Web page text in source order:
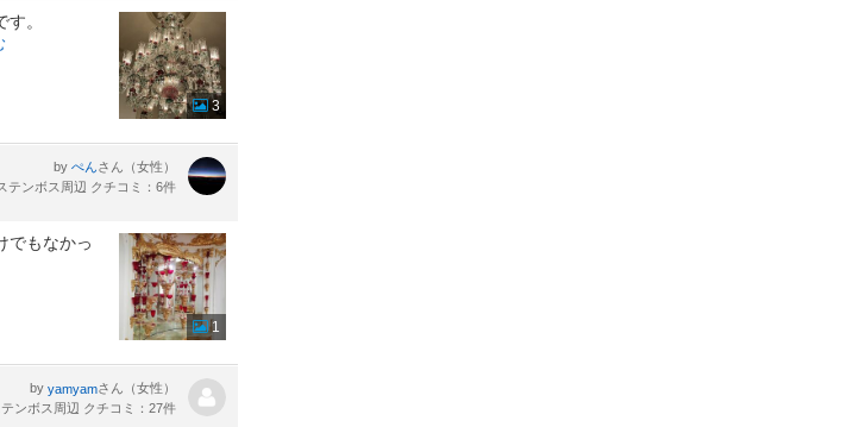
。
3
by ぺんさん（女性）
テンボス周辺 クチコミ：6件
でもなかっ
1
by yamyamさん（女性）
ンボス周辺 クチコミ：27件